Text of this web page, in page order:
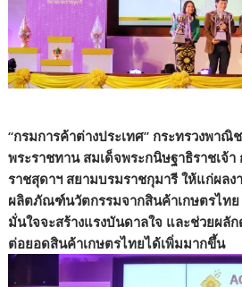
“กรมการค้าต่างประเทศ” กระทรวงพา
พระราชทาน สมเด็จพระกนิษฐาธิราชเจ้
ราชสุดาฯ สยามบรมราชกุมารี ให้แก่ผล
ผลิตภัณฑ์นวัตกรรมจากสินค้าเกษตรไทย
มั่นใจจะสร้างแรงบันดาลใจ และช่วยผลั
ต่อยอดสินค้าเกษตรไทยได้เพิ่มมากขึ้น